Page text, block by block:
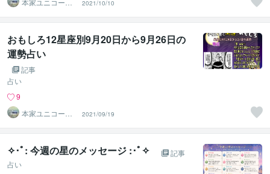
本家ユニコーン
の使者桜10周年
ありがとう
2021/10/10
おもしろ12星座別9月20日から9月26日の
運勢占い
記事
占い
9
本家ユニコーン
の使者桜10周年
ありがとう
2021/09/19
✧･ﾟ: 今週の星のメッセージ :･ﾟ✧
記事
占い